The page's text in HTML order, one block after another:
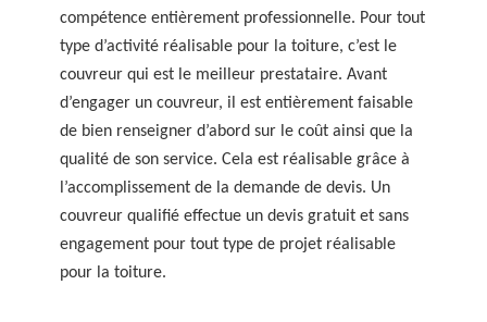
compétence entièrement professionnelle. Pour tout
type d’activité réalisable pour la toiture, c’est le
couvreur qui est le meilleur prestataire. Avant
d’engager un couvreur, il est entièrement faisable
de bien renseigner d’abord sur le coût ainsi que la
qualité de son service. Cela est réalisable grâce à
l’accomplissement de la demande de devis. Un
couvreur qualifié effectue un devis gratuit et sans
engagement pour tout type de projet réalisable
pour la toiture.